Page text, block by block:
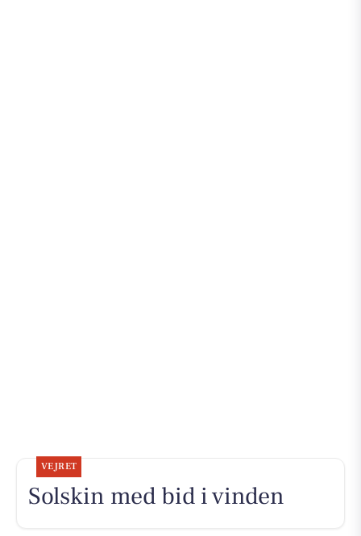
VEJRET
Solskin med bid i vinden